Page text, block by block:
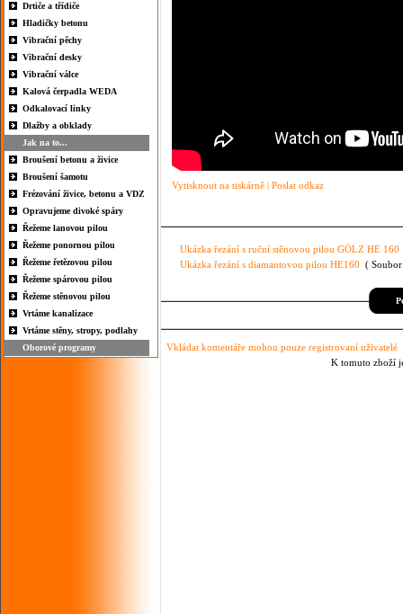
Drtiče a třídiče
Hladičky betonu
Vibrační pěchy
Vibrační desky
Vibrační válce
Kalová čerpadla WEDA
Odkalovací linky
Dlažby a obklady
Jak na to...
Broušení betonu a živice
Broušení šamotu
Frézování živice, betonu a VDZ
Opravujeme divoké spáry
Řežeme lanovou pilou
Řežeme ponornou pilou
Řežeme řetězovou pilou
Řežeme spárovou pilou
Řežeme stěnovou pilou
Vrtáme kanalizace
Vrtáme stěny, stropy, podlahy
Oborové programy
Vytisknout na tiskárně | Poslat odkaz
Ukázka řezání s ruční stěnovou pilou GÖLZ HE 160
Ukázka řezání s diamantovou pilou HE160 (
Vkládat komentáře mohou pouze registrovaní uživatelé
K tomuto zboží